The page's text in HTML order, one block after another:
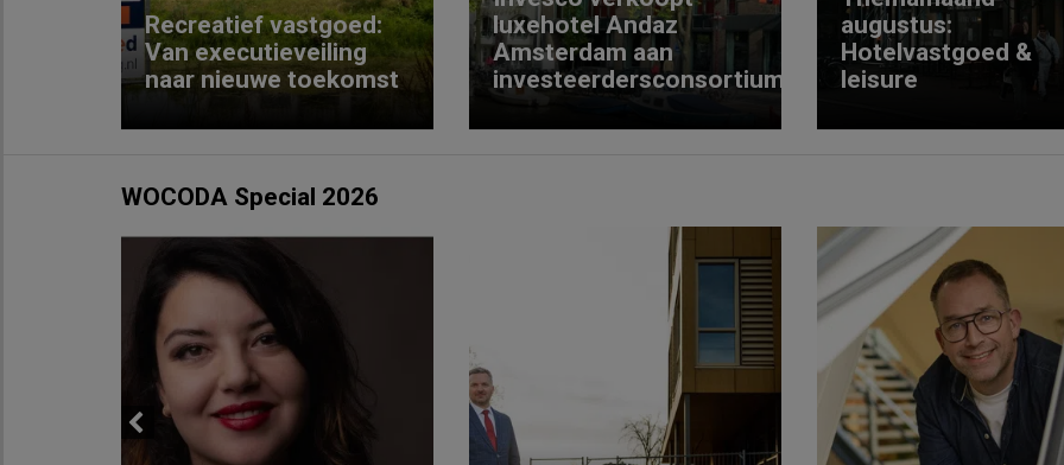
Recreatief vastgoed:
Van executieveiling
naar nieuwe toekomst
luxehotel Andaz
Amsterdam aan
investeerdersconsortium
augustus:
Hotelvastgoed &
leisure
WOCODA Special 2026
Previous